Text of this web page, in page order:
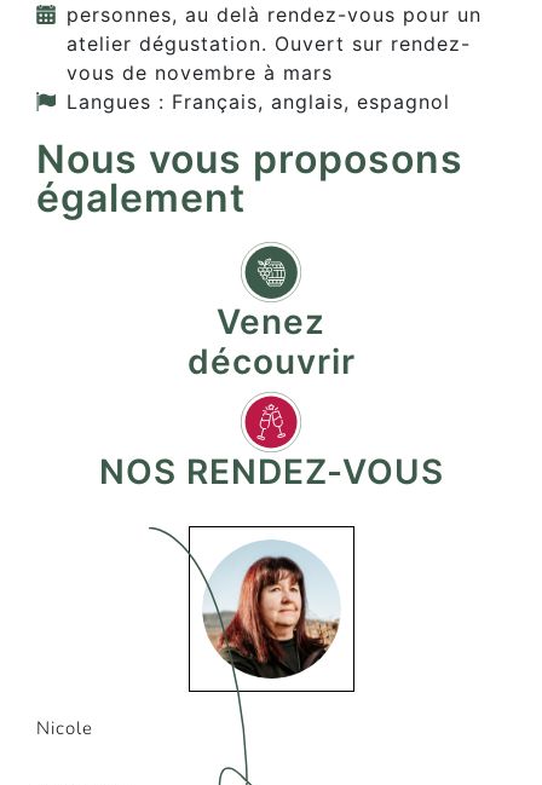
personnes, au delà rendez-vous pour un
atelier dégustation. Ouvert sur rendez-
vous de novembre à mars
Langues : Français, anglais, espagnol
Nous vous proposons
également
Venez
découvrir
NOS RENDEZ-VOUS
Nicole